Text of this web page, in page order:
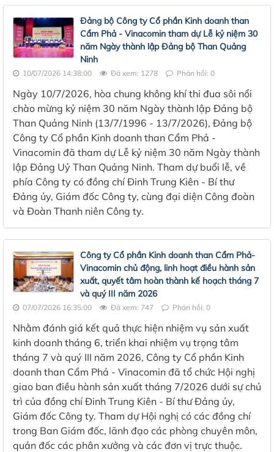
Đảng bộ Công ty Cổ phần Kinh doanh than
Cẩm Phả - Vinacomin tham dự Lễ kỷ niệm 30
năm Ngày thành lập Đảng bộ Than Quảng
Ninh
10/07/2026 14:38:00 Đã xem: 1278 Phản hồi: 0
Ngày 10/7/2026, hòa chung không khí thi đua sôi nổi
chào mừng kỷ niệm 30 năm Ngày thành lập Đảng bộ
Than Quảng Ninh (13/7/1996 - 13/7/2026), Đảng bộ
Công ty Cổ phần Kinh doanh than Cẩm Phả -
Vinacomin đã tham dự Lễ kỷ niệm 30 năm Ngày thành
lập Đảng Uỷ Than Quảng Ninh. Tham dự buổi lễ, về
phía Công ty có đồng chí Đinh Trung Kiên - Bí thư
Đảng ủy, Giám đốc Công ty, cùng đại diện Công đoàn
và Đoàn Thanh niên Công ty.
Công ty Cổ phần Kinh doanh than Cẩm Phả-
Vinacomin chủ động, linh hoạt điều hành sản
xuất, quyết tâm hoàn thành kế hoạch tháng 7
và quý III năm 2026
07/07/2026 16:35:00 Đã xem: 747 Phản hồi: 0
Nhằm đánh giá kết quả thực hiện nhiệm vụ sản xuất
kinh doanh tháng 6, triển khai nhiệm vụ trọng tâm
tháng 7 và quý III năm 2026, Công ty Cổ phần Kinh
doanh than Cẩm Phả - Vinacomin đã tổ chức Hội nghị
giao ban điều hành sản xuất tháng 7/2026 dưới sự chủ
trì của đồng chí Đinh Trung Kiên - Bí thư Đảng ủy,
Giám đốc Công ty. Tham dự Hội nghị có các đồng chí
trong Ban Giám đốc, lãnh đạo các phòng chuyên môn,
quản đốc các phân xưởng và các đơn vị trực thuộc.